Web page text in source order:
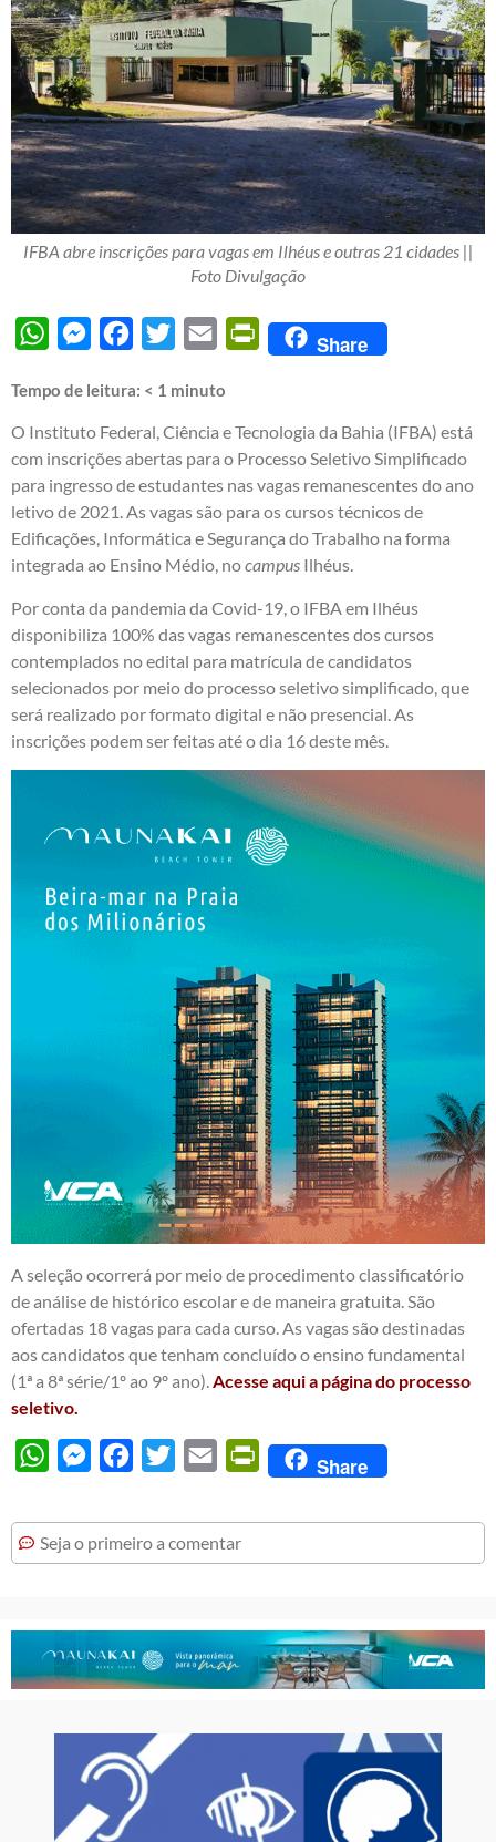
IFBA abre inscrições para vagas em Ilhéus e outras 21 cidades ||
Foto Divulgação
WhatsAppMessengerFacebook
Twitter Email PrintFriendly
Share
Tempo de leitura: < 1 minuto
O Instituto Federal, Ciência e Tecnologia da Bahia (IFBA) está
com inscrições abertas para o Processo Seletivo Simplificado
para ingresso de estudantes nas vagas remanescentes do ano
letivo de 2021. As vagas são para os cursos técnicos de
Edificações, Informática e Segurança do Trabalho na forma
integrada ao Ensino Médio, nocampus Ilhéus.
Por conta da pandemia da Covid-19, o IFBA em Ilhéus
disponibiliza 100% das vagas remanescentes dos cursos
contemplados no edital para matrícula de candidatos
selecionados por meio do processo seletivo simplificado, que
será realizado por formato digital e não presencial. As
inscrições podem ser feitas até o dia 16 deste mês.
A seleção ocorrerá por meio de procedimento classificatório
de análise de histórico escolar e de maneira gratuita. São
ofertadas 18 vagas para cada curso. As vagas são destinadas
aos candidatos que tenham concluído o ensino fundamental
(1ª a 8ª série/1º ao 9º ano).Acesse aqui a página do processo
seletivo.
WhatsAppMessengerFacebook
Twitter Email PrintFriendly
Share
Seja o primeiro a comentar